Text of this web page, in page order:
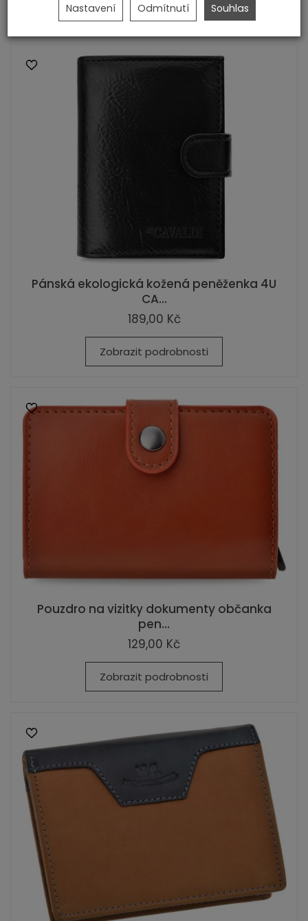
Zobrazit podrobnosti
Pánská ekologická kožená peněženka 4U
CA...
189,00 Kč
Zobrazit podrobnosti
Pouzdro na vizitky dokumenty občanka
pen...
129,00 Kč
Zobrazit podrobnosti
Nastavení Odmítnutí Souhlas